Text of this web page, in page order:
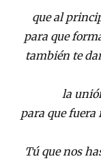
que al
para que
también te
la
para que fuera
Tú que nos